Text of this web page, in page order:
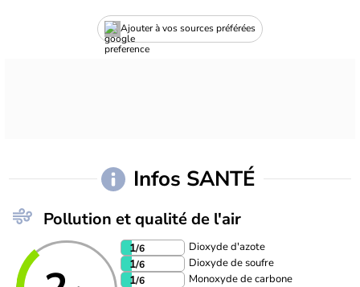
Ajouter à vos sources préférées
Infos SANTÉ
Pollution et qualité de l'air
1/6 Dioxyde d'azote
1/6 Dioxyde de soufre
1/6 Monoxyde de carbone